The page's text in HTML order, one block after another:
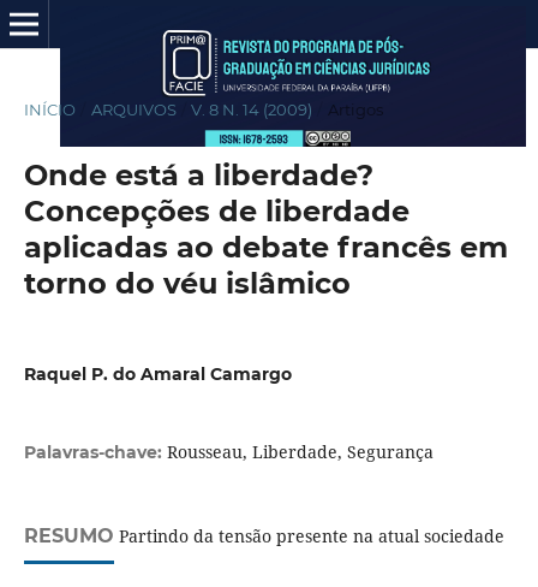
INÍCIO ARQUIVOS V. 8 N. 14 (2009) Artigos
Onde está a liberdade?
Concepções de liberdade
aplicadas ao debate francês em
torno do véu islâmico
Raquel P. do Amaral Camargo
Palavras-chave: Rousseau, Liberdade, Segurança
RESUMO Partindo da tensão presente na atual sociedade